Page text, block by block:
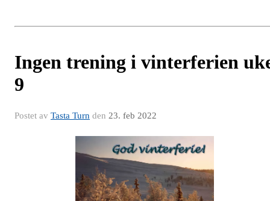
Ingen trening i vinterferien
9
Postet av Tasta Turn den 23. feb 2022